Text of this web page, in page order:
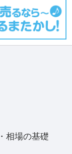
相場の基礎